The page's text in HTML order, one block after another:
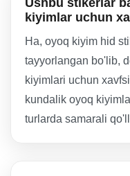
Ushbu stikerlar
kiyimlar uchun
Ha, oyoq kiyim hid
tayyorlangan bo'lib,
kiyimlari uchun
kundalik oyoq
turlarda samarali